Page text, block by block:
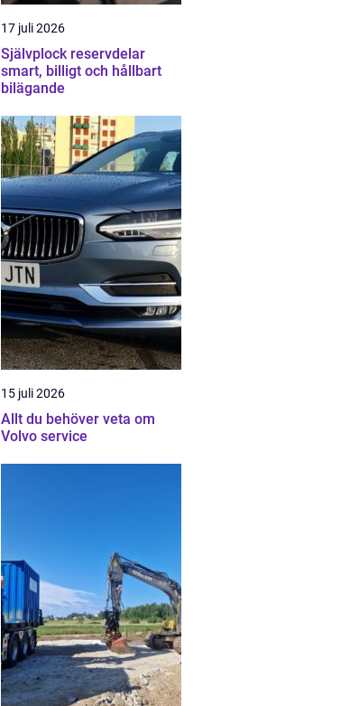
17 juli 2026
Självplock reservdelar
smart, billigt och hållbart
bilägande
15 juli 2026
Allt du behöver veta om
Volvo service